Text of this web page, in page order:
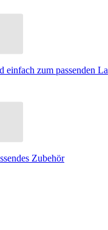
einfach zum passenden
Zubehör